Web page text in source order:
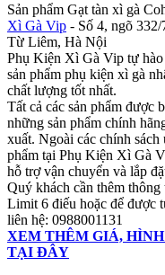
Sản phẩm Gạt tàn xì gà
Xì Gà Vip - Số 4, ngõ
Từ Liêm, Hà Nội
Phụ Kiện Xì Gà Vip tự hào
sản phẩm phụ kiện xì gà
chất lượng tốt nhất.
Tất cả các sản phẩm được
những sản phẩm chính
xuất. Ngoài các chính sách
phẩm tại Phụ Kiện Xì Gà
hỗ trợ vận chuyển và lắp
Quý khách cần thêm
Limit 6 điếu hoặc để được
liên hệ: 0988001131
XEM THÊM GIÁ,
TẠI ĐÂY